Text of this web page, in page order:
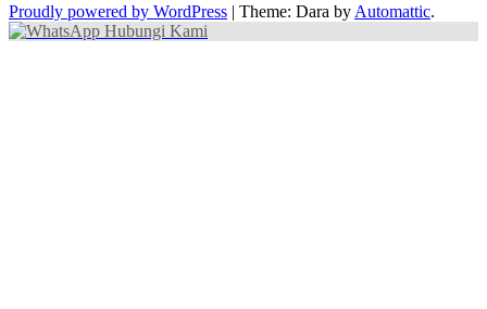
Proudly powered by WordPress | Theme: Dara by Automattic.
Hubungi Kami